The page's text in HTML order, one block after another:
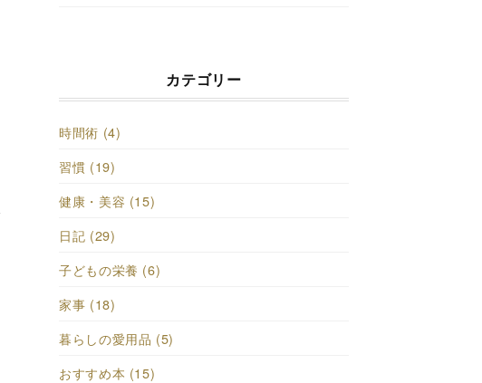
カテゴリー
時間術 (4)
習慣 (19)
健康・美容 (15)
日記 (29)
子どもの栄養 (6)
家事 (18)
暮らしの愛用品 (5)
おすすめ本 (15)